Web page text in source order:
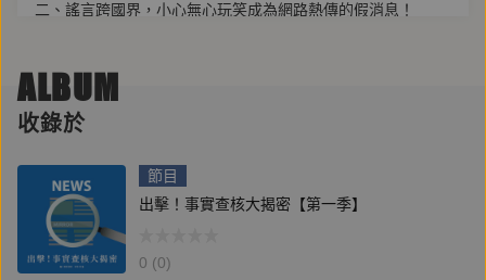
二、謠言跨國界，小心無心玩笑成為網路熱傳的假消息！
四、謠言不只會製造恐慌，可能還會假扮安定人心的毒藥糖
蜜？
查核大揭密〉。不實訊息好膽嘜走，這個節目用聲音讓流竄的
謠言軼事無所遁形！
🕺想聽更多聲音節目？
鏡文學聲音平台《鏡好聽》，聽記者聊採訪幕後，聽作家談創
作，還有聽名人朗讀好書。讓我們的聲音，陪你度過各個你通
ALBUM
收錄於
節目
出擊！事實查核大揭密【第一季】
0 (0)